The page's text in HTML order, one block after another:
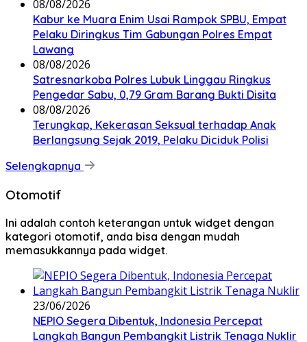
08/08/2026
Kabur ke Muara Enim Usai Rampok SPBU, Empat
Pelaku Diringkus Tim Gabungan Polres Empat
Lawang
08/08/2026
Satresnarkoba Polres Lubuk Linggau Ringkus
Pengedar Sabu, 0,79 Gram Barang Bukti Disita
08/08/2026
Terungkap, Kekerasan Seksual terhadap Anak
Berlangsung Sejak 2019, Pelaku Diciduk Polisi
Selengkapnya
Otomotif
Ini adalah contoh keterangan untuk widget dengan
kategori otomotif, anda bisa dengan mudah
memasukkannya pada widget.
23/06/2026
NEPIO Segera Dibentuk, Indonesia Percepat
Langkah Bangun Pembangkit Listrik Tenaga Nuklir